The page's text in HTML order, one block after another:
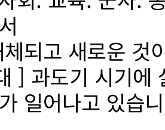
되고 새로운 것
] 과도기 시기에
일어나고 있습